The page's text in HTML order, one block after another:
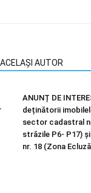
AUTOR
ANUNȚ DE
deținătorii
sector cadastral
străzile P6- P17)
nr. 18 (Zona